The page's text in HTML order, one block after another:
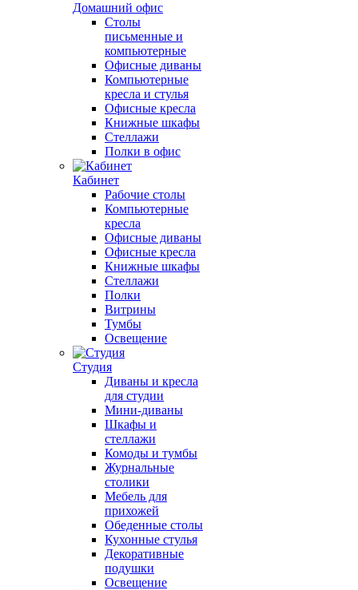
Домашний офис
Столы
письменные и
компьютерные
Офисные диваны
Компьютерные
кресла и стулья
Офисные кресла
Книжные шкафы
Стеллажи
Полки в офис
Кабинет
Рабочие столы
Компьютерные
кресла
Офисные диваны
Офисные кресла
Книжные шкафы
Стеллажи
Полки
Витрины
Тумбы
Освещение
Студия
Диваны и кресла
для студии
Мини-диваны
Шкафы и
стеллажи
Комоды и тумбы
Журнальные
столики
Мебель для
прихожей
Обеденные столы
Кухонные стулья
Декоративные
подушки
Освещение